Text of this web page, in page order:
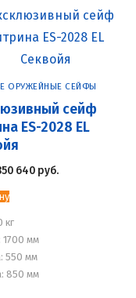
ОРУЖЕЙНЫЕ СЕЙФЫ
сейф
ES-2028 EL
640 руб.
кг
1700 мм
550 мм
850 мм